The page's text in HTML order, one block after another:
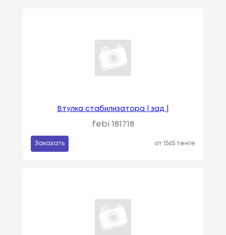
Втулка стабилизатора | зад |
febi 181718
Заказать от 1565 тенге